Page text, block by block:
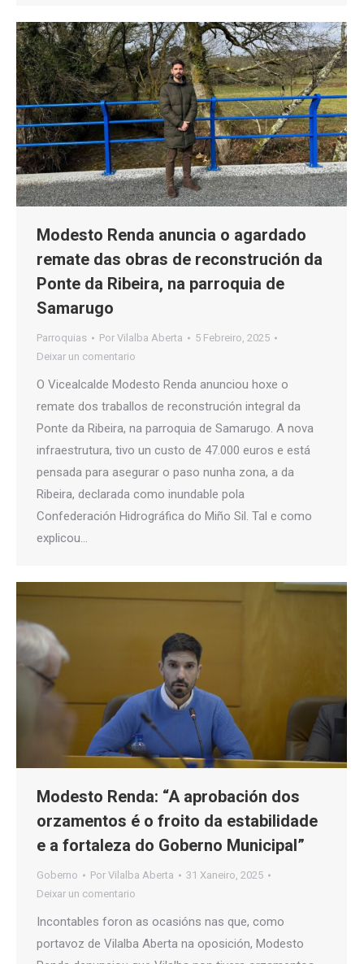
Modesto Renda anuncia o agardado
remate das obras de reconstrución da
Ponte da Ribeira, na parroquia de
Samarugo
Parroquias Por Vilalba Aberta
5 Febreiro, 2025
Deixar un comentario
O Vicealcalde Modesto Renda anunciou hoxe o
remate dos traballos de reconstrución integral da
Ponte da Ribeira, na parroquia de Samarugo. A nova
infraestrutura, tivo un custo de 47.000 euros e está
pensada para asegurar o paso nunha zona, a da
Ribeira, declarada como inundable pola
Confederación Hidrográfica do Miño Sil. Tal e como
explicou…
Modesto Renda: “A aprobación dos
orzamentos é o froito da estabilidade
e a fortaleza do Goberno Municipal”
Goberno Por Vilalba Aberta
31 Xaneiro, 2025
Deixar un comentario
Incontables foron as ocasións nas que, como
portavoz de Vilalba Aberta na oposición, Modesto